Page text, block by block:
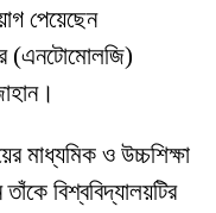
পেয়েছেন
(এনটোমোলজি)
মাধ্যমিক ও উচ্চশিক্ষা
বিশ্ববিদ্যালয়টির